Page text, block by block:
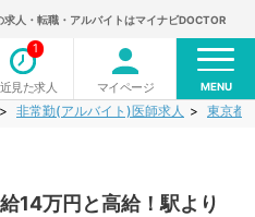
求人・転職・アルバイトはマイナビDOCTOR
見た求人
1
マイページ MENU
非常勤(アルバイト)医師求人 東京都
14万円と高給！駅より